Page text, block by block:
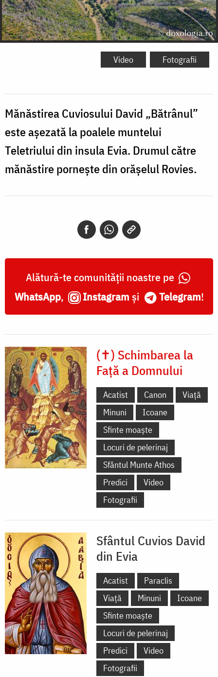
Video Fotografii
Mănăstirea Cuviosului David „Bătrânul”
este așezată la poalele muntelui
Teletriului din insula Evia. Drumul către
mănăstire pornește din orășelul Rovies.
Alătură-te comunității noastre pe
WhatsApp, Instagram și Telegram!
(✝) Schimbarea la
Față a Domnului
Acatist Canon
Viață
Minuni
Icoane
Sfinte moaște
Locuri de pelerinaj
Sfântul Munte Athos
Predici
Video
Fotografii
Sfântul Cuvios David
din Evia
Acatist
Paraclis
Viață
Minuni
Icoane
Sfinte moaște
Locuri de pelerinaj
Predici
Video
Fotografii